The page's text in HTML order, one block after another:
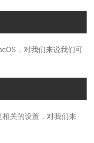
，对我们来说我们可
关的设置，对我们来